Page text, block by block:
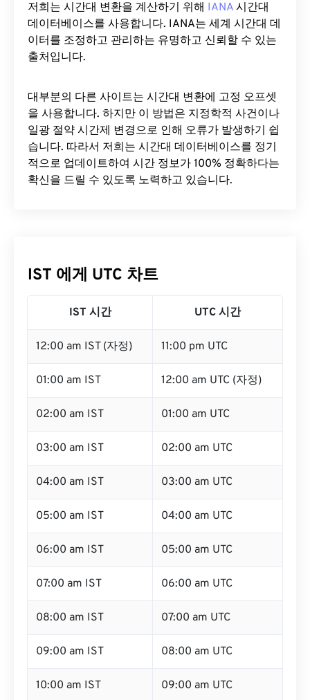
저희는 시간대 변환을 계산하기 위해 IANA 시간대
데이터베이스를 사용합니다. IANA는 세계 시간대 데
이터를 조정하고 관리하는 유명하고 신뢰할 수 있는
출처입니다.
대부분의 다른 사이트는 시간대 변환에 ​​고정 오프셋
을 사용합니다. 하지만 이 방법은 지정학적 사건이나
일광 절약 시간제 변경으로 인해 오류가 발생하기 쉽
습니다. 따라서 저희는 시간대 데이터베이스를 정기
적으로 업데이트하여 시간 정보가 100% 정확하다는
확신을 드릴 수 있도록 노력하고 있습니다.
IST 에게 UTC 차트
IST 시간 UTC 시간
12:00 am IST (자정) 11:00 pm UTC
01:00 am IST 12:00 am UTC (자정)
02:00 am IST 01:00 am UTC
03:00 am IST 02:00 am UTC
04:00 am IST 03:00 am UTC
05:00 am IST 04:00 am UTC
06:00 am IST 05:00 am UTC
07:00 am IST 06:00 am UTC
08:00 am IST 07:00 am UTC
09:00 am IST 08:00 am UTC
10:00 am IST 09:00 am UTC